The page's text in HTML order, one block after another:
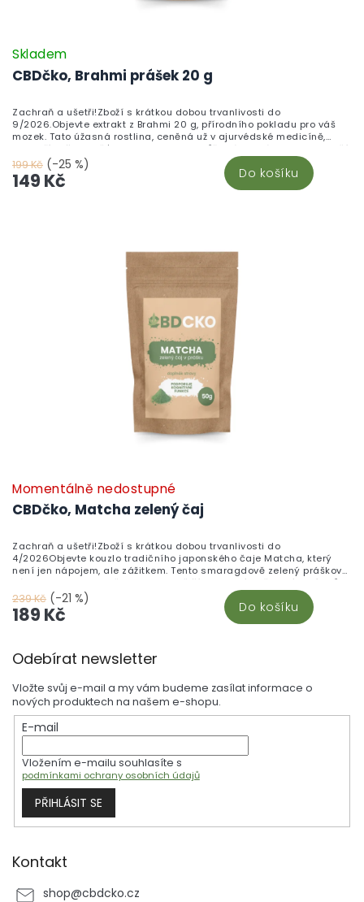
CBDčko, Brahmi prášek 20 g
Skladem
199 Kč (-25 %)
149 Kč Do košíku
Zachraň a ušetři!Zboží s krátkou dobou trvanlivosti do
9/2026.Objevte extrakt z Brahmi 20 g, přírodního pokladu pro váš
mozek. Tato úžasná rostlina, ceněná už v ajurvédské medicíně,
podpoří vaši paměť, koncentraci a pomůže vám zvládat stres. Stačí
jedna kapsle denně a budete se cítit svěží a plní energie.
Objednejte si Brahmi extrakt a otevírejte nové možnosti
každodenního výkonu!
CBDčko, Matcha zelený čaj
Momentálně nedostupné
239 Kč (-21 %)
189 Kč Do košíku
Zachraň a ušetři!Zboží s krátkou dobou trvanlivosti do
4/2026Objevte kouzlo tradičního japonského čaje Matcha, který
není jen nápojem, ale zážitkem. Tento smaragdově zelený práškový
zázrak je vyroben z těch nejkvalitnějších zelených čajových lístků a
je známý svou jemnou sladkostí a bohatou chutí. Připravte si svůj
šálek klidu a harmonie s naším exkluzivním balením, které obsahuje
vše potřebné pro dokonalý zážitek. Zkušenosti z přípravy čaje navíc
nalezení rovnováhy a pohody. Kupte si svůj kousek Japonska ještě
dnes!
Odebírat newsletter
Vložte svůj e-mail a my vám budeme zasílat informace o
nových produktech na našem e-shopu.
E-mail
Vložením e-mailu souhlasíte s
podmínkami ochrany osobních údajů
PŘIHLÁSIT SE
Kontakt
shop@cbdcko.cz